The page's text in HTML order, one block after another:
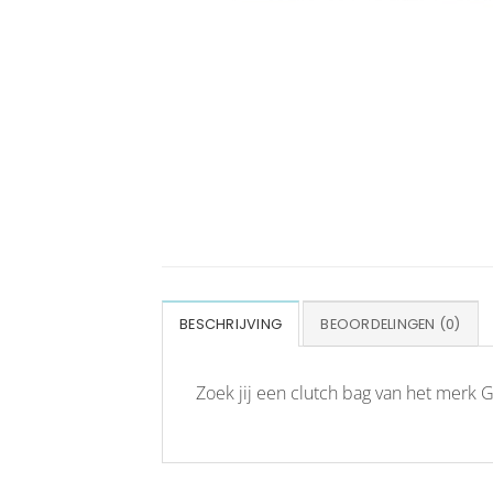
BESCHRIJVING BEOORDELINGEN (0)
Zoek jij een clutch bag van het merk